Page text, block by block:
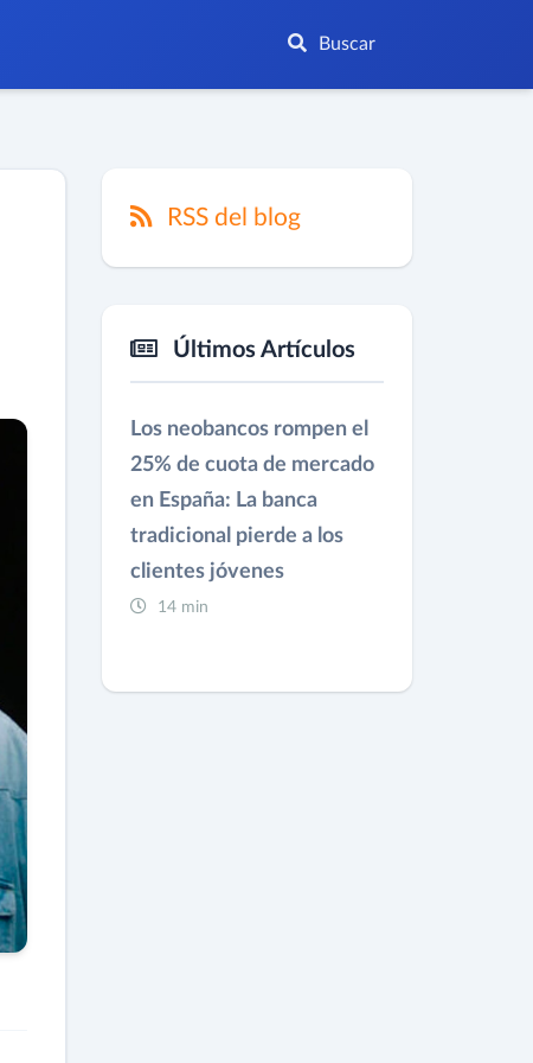
Buscar
RSS del blog
Últimos Artículos
Los neobancos rompen el
25% de cuota de mercado
en España: La banca
tradicional pierde a los
clientes jóvenes
14 min